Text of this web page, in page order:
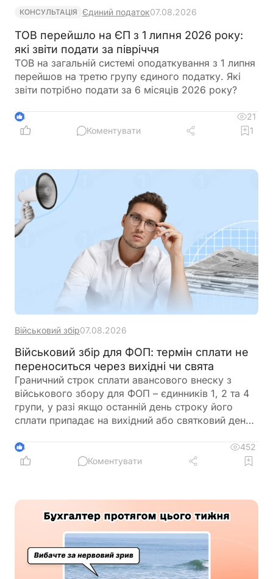
КОНСУЛЬТАЦІЯ Єдиний податок07.08.2026
ТОВ перейшло на ЄП з 1 липня 2026 року:
які звіти подати за півріччя
ТОВ на загальній системі оподаткування з 1 липня
перейшов на третю групу єдиного податку. Які
звіти потрібно подати за 6 місяців 2026 року?
4
21
Коментувати
1
Військовий збір07.08.2026
Військовий збір для ФОП: термін сплати не
переноситься через вихідні чи свята
Граничний строк сплати авансового внеску з
військового збору для ФОП – єдинників 1, 2 та 4
групи, у разі якщо останній день строку його
сплати припадає на вихідний або святковий день,
за вихідним або святковим днем
4
452
Коментувати